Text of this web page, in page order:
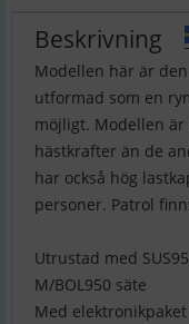
Beskrivning
Modellen här är
utformad som en
möjligt. Modellen
hästkrafter än de
har också hög
personer. Patrol
Utrustad med
M/BOL950 säte
Med